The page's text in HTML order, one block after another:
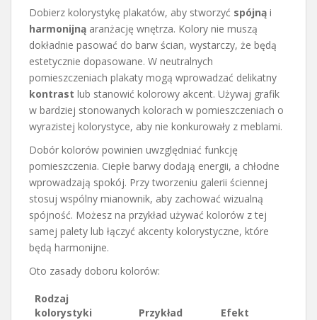
Dobierz kolorystykę plakatów, aby stworzyć spójną i
harmonijną aranżację wnętrza. Kolory nie muszą
dokładnie pasować do barw ścian, wystarczy, że będą
estetycznie dopasowane. W neutralnych
pomieszczeniach plakaty mogą wprowadzać delikatny
kontrast lub stanowić kolorowy akcent. Używaj grafik
w bardziej stonowanych kolorach w pomieszczeniach o
wyrazistej kolorystyce, aby nie konkurowały z meblami.
Dobór kolorów powinien uwzględniać funkcję
pomieszczenia. Ciepłe barwy dodają energii, a chłodne
wprowadzają spokój. Przy tworzeniu galerii ściennej
stosuj wspólny mianownik, aby zachować wizualną
spójność. Możesz na przykład używać kolorów z tej
samej palety lub łączyć akcenty kolorystyczne, które
będą harmonijne.
Oto zasady doboru kolorów:
Rodzaj
kolorystyki
Przykład
Efekt